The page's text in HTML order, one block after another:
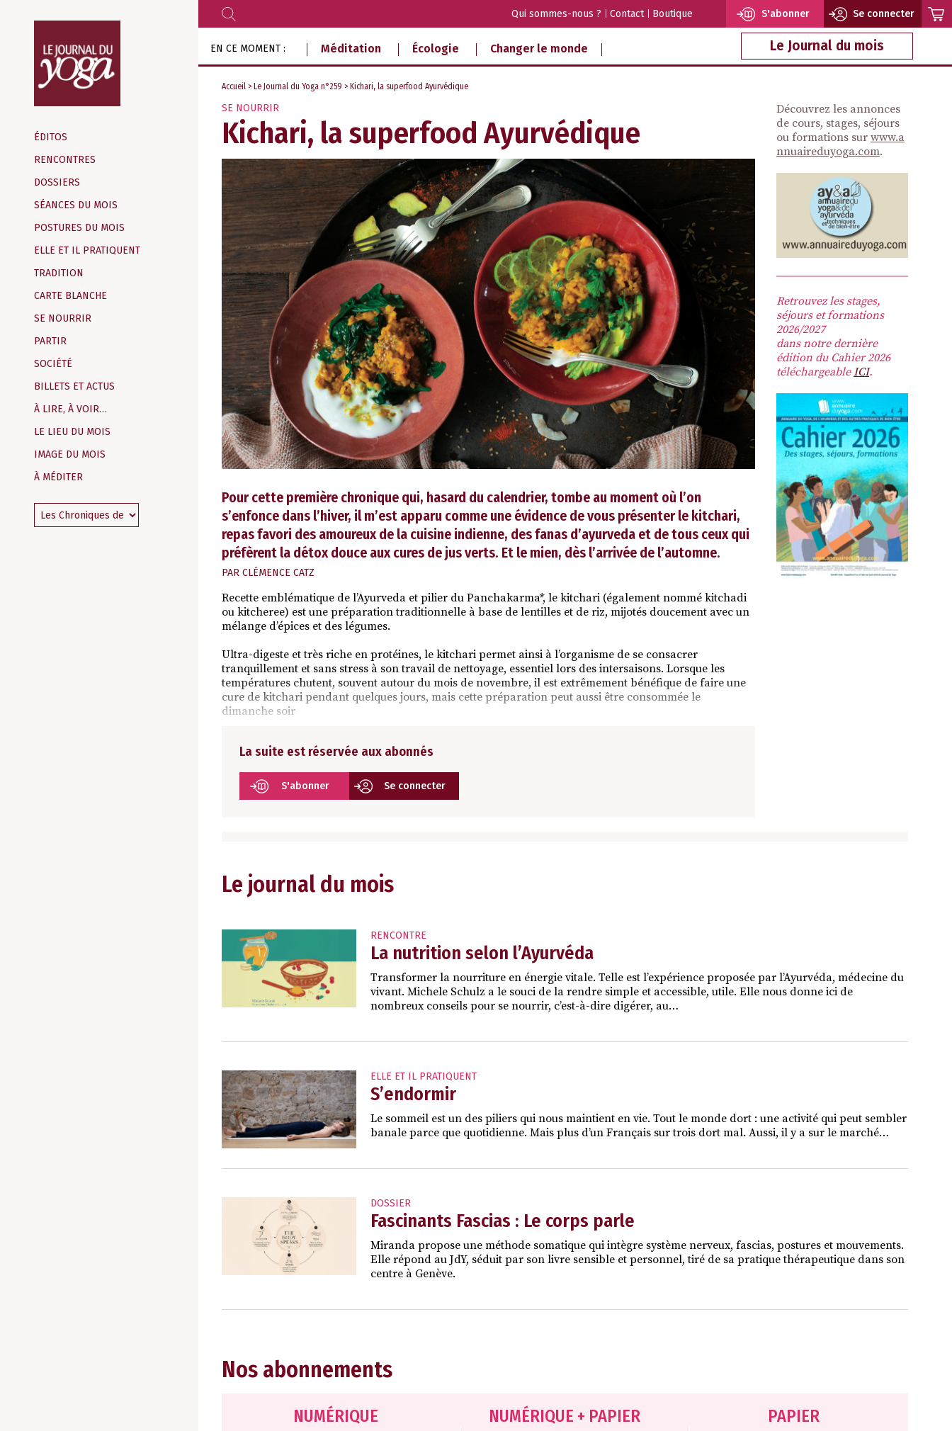
d‘information
indépendant
ÉDITOS
RENCONTRES
DOSSIERS
SÉANCES DU MOIS
POSTURES DU MOIS
ELLE ET IL PRATIQUENT
TRADITION
CARTE BLANCHE
SE NOURRIR
PARTIR
SOCIÉTÉ
BILLETS ET ACTUS
À LIRE, À VOIR…
LE LIEU DU MOIS
IMAGE DU MOIS
À MÉDITER
RECHERCHER Qui sommes-nous ? Contact Boutique S'abonner Se connecter
EN CE MOMENT : Méditation Écologie Changer le monde Le Journal du mois
Accueil > Le Journal du Yoga n°259 > Kichari, la superfood Ayurvédique
SE NOURRIR
Kichari, la superfood Ayurvédique
Pour cette première chronique qui, hasard du calendrier, tombe au moment où l’on
s’enfonce dans l’hiver, il m’est apparu comme une évidence de vous présenter le kitchari,
repas favori des amoureux de la cuisine indienne, des fanas d’ayurveda et de tous ceux qui
préfèrent la détox douce aux cures de jus verts. Et le mien, dès l’arrivée de l’automne.
PAR CLÉMENCE CATZ
Recette emblématique de l’Ayurveda et pilier du Panchakarma*, le kitchari (également nommé kitchadi
ou kitcheree) est une préparation traditionnelle à base de lentilles et de riz, mijotés doucement avec un
mélange d’épices et des légumes.
Ultra-digeste et très riche en protéines, le kitchari permet ainsi à l’organisme de se consacrer
tranquillement et sans stress à son travail de nettoyage, essentiel lors des intersaisons. Lorsque les
températures chutent, souvent autour du mois de novembre, il est extrêmement bénéfique de faire une
cure de kitchari pendant quelques jours, mais cette préparation peut aussi être consommée le
dimanche soir
La suite est réservée aux abonnés
S'abonner Se connecter
Découvrez les annonces
de cours, stages, séjours
ou formations sur www.a
nnuaireduyoga.com.
Retrouvez les stages,
séjours et formations
2026/2027
dans notre dernière
édition du Cahier 2026
téléchargeableICI.
Le journal du mois
RENCONTRE
La nutrition selon l’Ayurvéda
Transformer la nourriture en énergie vitale. Telle est l’expérience proposée par l’Ayurvéda, médecine du
vivant. Michele Schulz a le souci de la rendre simple et accessible, utile. Elle nous donne ici de
nombreux conseils pour se nourrir, c’est-à-dire digérer, au…
ELLE ET IL PRATIQUENT
S’endormir
Le sommeil est un des piliers qui nous maintient en vie. Tout le monde dort : une activité qui peut sembler
banale parce que quotidienne. Mais plus d’un Français sur trois dort mal. Aussi, il y a sur le marché…
DOSSIER
Fascinants Fascias : Le corps parle
Miranda propose une méthode somatique qui intègre système nerveux, fascias, postures et mouvements.
Elle répond au JdY, séduit par son livre sensible et personnel, tiré de sa pratique thérapeutique dans son
centre à Genève.
Nos abonnements
NUMÉRIQUE NUMÉRIQUE + PAPIER PAPIER